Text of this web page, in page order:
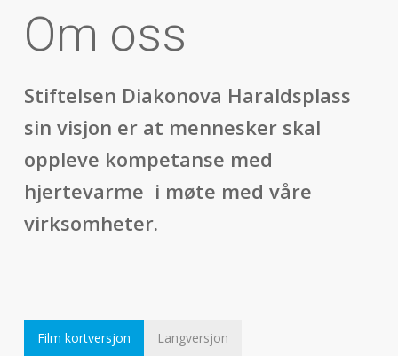
Om oss
Stiftelsen Diakonova Haraldsplass
sin visjon er at mennesker skal
oppleve kompetanse med
hjertevarme i møte med våre
virksomheter.
Film kortversjon Langversjon